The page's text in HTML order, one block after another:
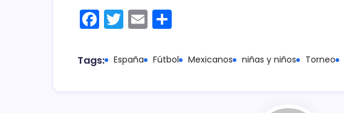
F
a
c
T
w
itt
E
m
ai m
Tags: España Fútbol Mexicanos niñas y niños Torneo